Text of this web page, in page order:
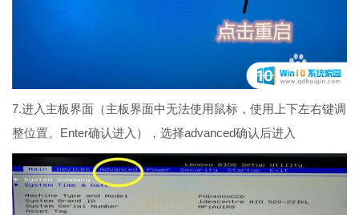
7.进入主板界面（主板界面中无法使用鼠标，使用上下左右键调
整位置。Enter确认进入），选择advanced确认后进入